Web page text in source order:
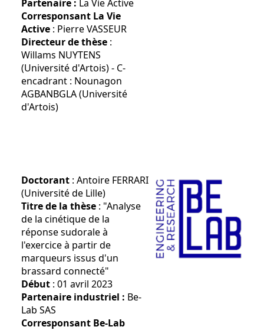
Partenaire : La Vie Active
Corresponsant La Vie
Active : Pierre VASSEUR
Directeur de thèse :
Willams NUYTENS
(Université d'Artois) - C-
encadrant : Nounagon
AGBANBGLA (Université
d'Artois)
Doctorant : Antoire FERRARI
(Université de Lille)
Titre de la thèse : "Analyse
de la cinétique de la
réponse sudorale à
l'exercice à partir de
marqueurs issus d'un
brassard connecté"
Début : 01 avril 2023
Partenaire industriel : Be-
Lab SAS
Corresponsant Be-Lab